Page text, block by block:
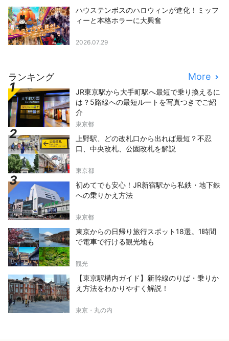
ハウステンボスのハロウィンが進化！ミッフ
ィーと本格ホラーに大興奮
2026.07.29
ランキング More
JR東京駅から大手町駅へ最短で乗り換えるに
は？5路線への最短ルートを写真つきでご紹
介
東京都
上野駅、どの改札口から出れば最短？不忍
口、中央改札、公園改札を解説
東京都
初めてでも安心！JR新宿駅から私鉄・地下鉄
への乗りかえ方法
東京都
東京からの日帰り旅行スポット18選。1時間
で電車で行ける観光地も
観光
【東京駅構内ガイド】新幹線のりば・乗りか
え方法をわかりやすく解説！
東京・丸の内